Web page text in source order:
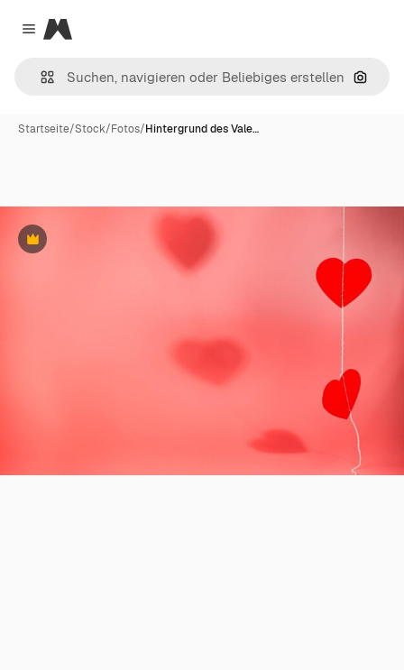
Close menu
Magnific
Nach
Startseite/Stock/Fotos/Hintergrund des Vale…
Premium